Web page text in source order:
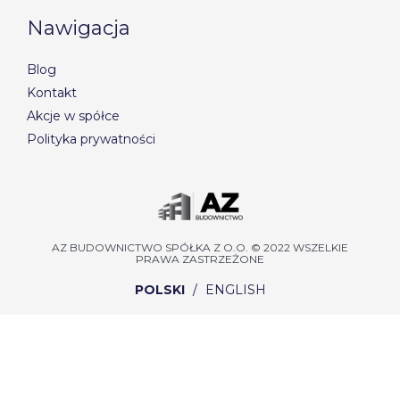
Nawigacja
Blog
Kontakt
Akcje w spółce
Polityka prywatności
AZ BUDOWNICTWO SPÓŁKA Z O.O. © 2022 WSZELKIE
PRAWA ZASTRZEŻONE
POLSKI / ENGLISH